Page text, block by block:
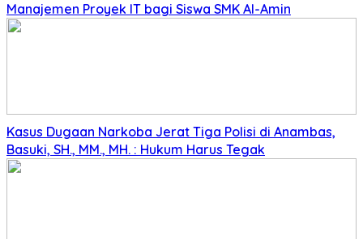
Manajemen Proyek IT bagi Siswa SMK Al-Amin
Kasus Dugaan Narkoba Jerat Tiga Polisi di Anambas,
Basuki, SH., MM., MH. : Hukum Harus Tegak